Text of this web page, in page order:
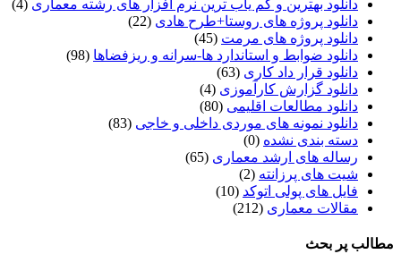
دانلود بهترین و کم یاب ترین نرم افزار های رشته معماری (4)
دانلود پروژه های روستا+طرح هادی (22)
دانلود پروژه های مرمت (45)
دانلود ضوابط و استاندارد ها-سرانه و ریزفضاها (98)
دانلود قرار داد کاری (63)
دانلود گزارش کارآموزی (4)
دانلود مطالعات اقلیمی (80)
دانلود نمونه های موردی داخلی و خاجی (83)
دسته بندی نشده (0)
رساله های ارشد معماری (65)
شیت های پرزانته (2)
فایل های پولی اتوکد (10)
مقالات معماری (212)
مطالب پر بحث